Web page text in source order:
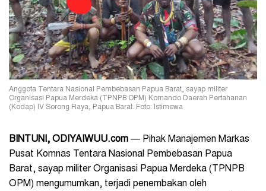
Anggota Tentara Nasional Pembebasan Papua Barat, sayap militer
Organisasi Papua Merdeka (TPNPB OPM) Komando Daerah Pertahanan
(Kodap) IV Sorong Raya, Papua Barat. Foto: Istimewa
BINTUNI, ODIYAIWUU.com — Pihak Manajemen Markas
Pusat Komnas Tentara Nasional Pembebasan Papua
Barat, sayap militer Organisasi Papua Merdeka (TPNPB
OPM) mengumumkan, terjadi penembakan oleh